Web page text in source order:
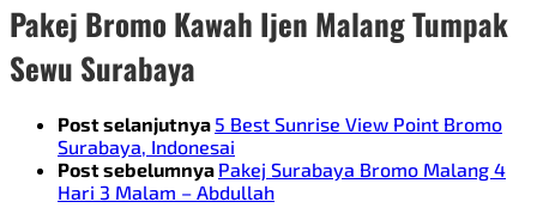
Pakej Bromo Kawah Ijen Malang Tumpak
Sewu Surabaya
Post selanjutnya 5 Best Sunrise View Point Bromo
Surabaya, Indonesai
Post sebelumnya Pakej Surabaya Bromo Malang 4
Hari 3 Malam – Abdullah